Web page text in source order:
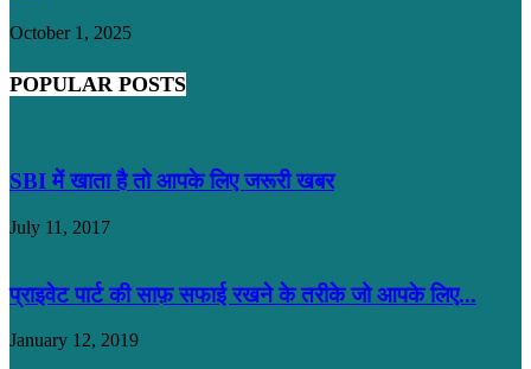
October 1, 2025
POPULAR POSTS
SBI में खाता है तो आपके लिए जरूरी खबर
July 11, 2017
प्राइवेट पार्ट की साफ़ सफाई रखने के तरीके जो आपके लिए...
January 12, 2019